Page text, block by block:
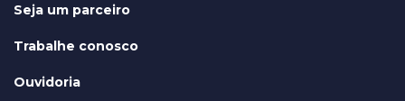
Seja um parceiro
Trabalhe conosco
Ouvidoria